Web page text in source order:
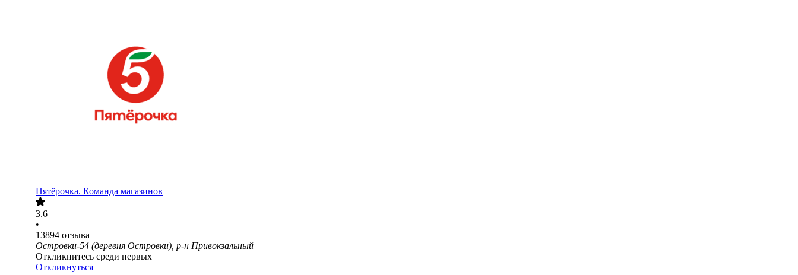
Пятёрочка. Команда магазинов
3.6
•
13894 отзыва
Островки-54 (деревня Островки), р-н Привокзальный
Откликнитесь среди первых
Откликнуться